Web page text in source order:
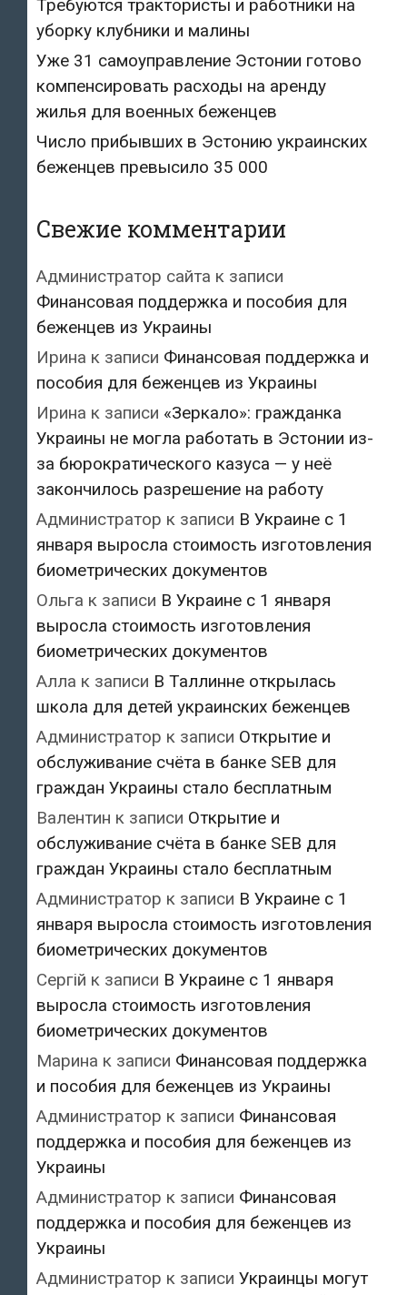
Требуются трактористы и работники на
уборку клубники и малины
Уже 31 самоуправление Эстонии готово
компенсировать расходы на аренду
жилья для военных беженцев
Число прибывших в Эстонию украинских
беженцев превысило 35 000
Свежие комментарии
Администратор сайта к записи
Финансовая поддержка и пособия для
беженцев из Украины
Ирина к записи Финансовая поддержка и
пособия для беженцев из Украины
Ирина к записи «Зеркало»: гражданка
Украины не могла работать в Эстонии из-
за бюрократического казуса — у неё
закончилось разрешение на работу
Администратор к записи В Украине с 1
января выросла стоимость изготовления
биометрических документов
Ольга к записи В Украине с 1 января
выросла стоимость изготовления
биометрических документов
Алла к записи В Таллинне открылась
школа для детей украинских беженцев
Администратор к записи Открытие и
обслуживание счёта в банке SEB для
граждан Украины стало бесплатным
Валентин к записи Открытие и
обслуживание счёта в банке SEB для
граждан Украины стало бесплатным
Администратор к записи В Украине с 1
января выросла стоимость изготовления
биометрических документов
Сергій к записи В Украине с 1 января
выросла стоимость изготовления
биометрических документов
Марина к записи Финансовая поддержка
и пособия для беженцев из Украины
Администратор к записи Финансовая
поддержка и пособия для беженцев из
Украины
Администратор к записи Финансовая
поддержка и пособия для беженцев из
Украины
Администратор к записи Украинцы могут